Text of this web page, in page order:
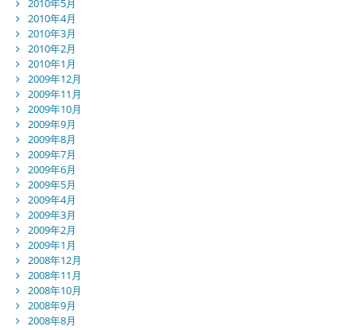
2010年4月
2010年3月
2010年2月
2010年1月
2009年12月
2009年11月
2009年10月
2009年9月
2009年8月
2009年7月
2009年6月
2009年5月
2009年4月
2009年3月
2009年2月
2009年1月
2008年12月
2008年11月
2008年10月
2008年9月
2008年8月